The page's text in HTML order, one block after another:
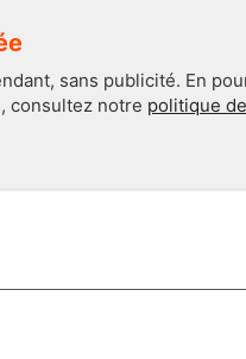
sans publicité. En
consultez notre politique